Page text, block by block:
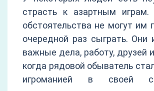
страсть к азартным играм.
обстоятельства не могут им
очередной раз сыграть. Они
важные дела, работу, друзей
когда рядовой обыватель
игроманией в своей